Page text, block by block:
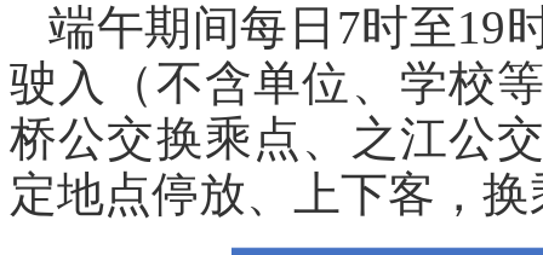
端午期间每日7时至19
驶入（不含单位、学校
桥公交换乘点、之江公
定地点停放、上下客，